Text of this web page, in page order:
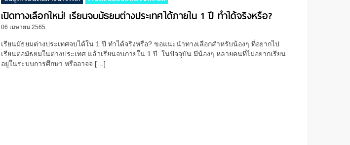
เปิดทางเลือกใหม่! เรียนจบมัธยมต่างประเทศได้ภายใน 1 ปี ทำได้จริงหรือ?
06 เมษายน 2565
เรียนมัธยมต่างประเทศจบได้ใน 1 ปี ทำได้จริงหรือ? ขอแนะนำทางเลือกสำหรับน้องๆ ที่อยากไป
เรียนต่อมัธยมในต่างประเทศ แล้วเรียนจบภายใน 1 ปี ในปัจจุบัน มีน้องๆ หลายคนที่ไม่อยากเรียน
อยู่ในระบบการศึกษา หรืออาจจ […]